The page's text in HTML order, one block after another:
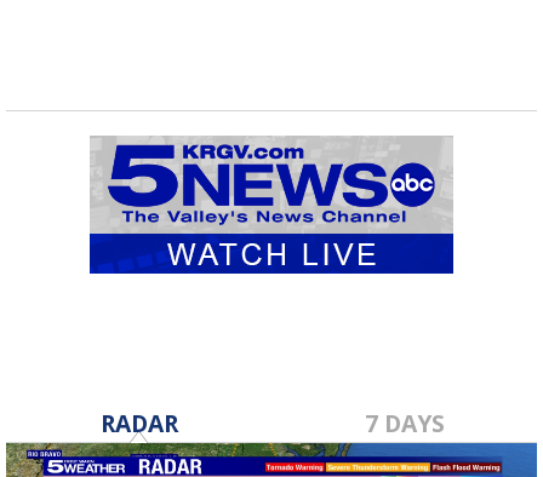
RADAR 7 DAYS